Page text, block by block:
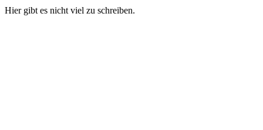
Hier gibt es nicht viel zu schreiben.